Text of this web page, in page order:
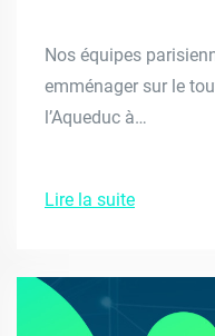
Nos équipes
emménager sur le
l’Aqueduc à…
Lire la suite